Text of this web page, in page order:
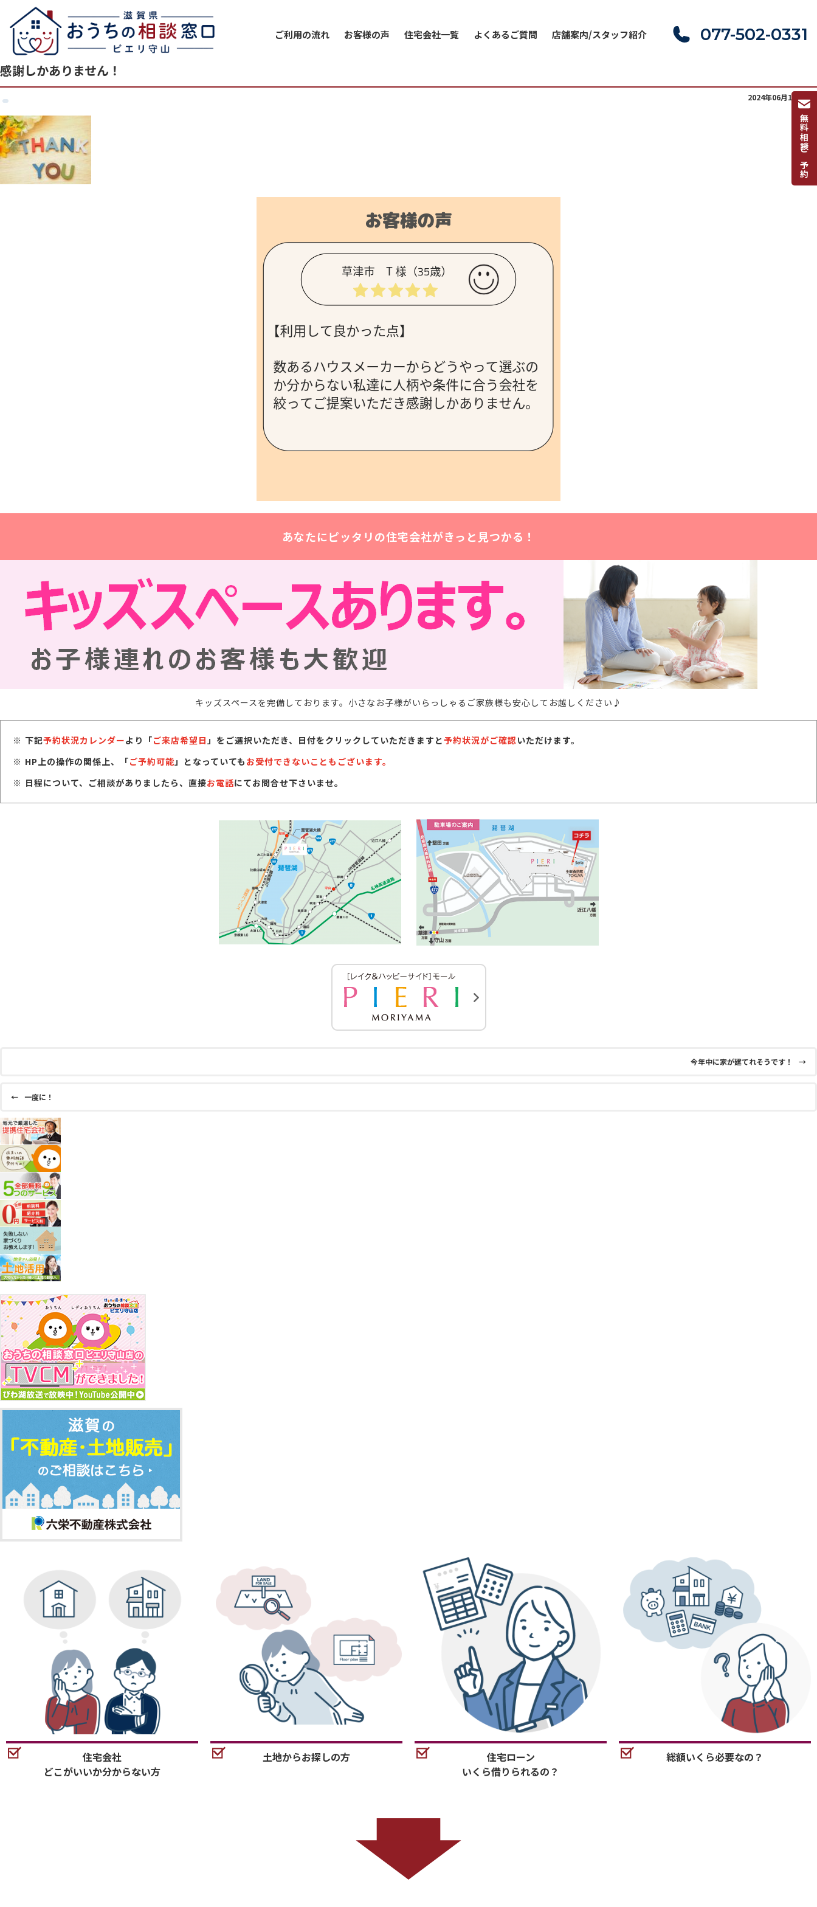
ご利用の流れ お客様の声 住宅会社一覧 よくあるご質問 店舗案内/スタッフ紹介 077-502-0331
無料相談ご予約
感謝しかありません！
2024年06月18日(火)
あなたにピッタリの住宅会社がきっと見つかる！
キッズスペースを完備しております。小さなお子様がいらっしゃるご家族様も安心してお越しください♪
下記予約状況カレンダーより「ご来店希望日」をご選択いただき、日付をクリックしていただきますと予約状況がご確認いただけます。
HP上の操作の関係上、「ご予約可能」となっていても お受付できないこともございます。
日程について、ご相談がありましたら、直接お電話にてお問合せ下さいませ。
今年中に家が建てれそうです！ →
← 一度に！
住宅会社
どこがいいか分からない方
土地からお探しの方
住宅ローン
いくら借りられるの？
総額いくら必要なの？